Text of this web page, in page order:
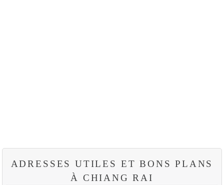
ADRESSES UTILES ET BONS PLANS
À CHIANG RAI